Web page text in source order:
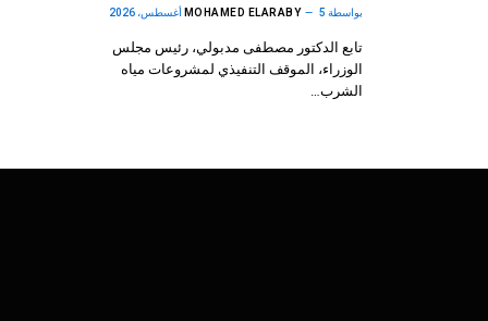
بواسطة MOHAMED ELARABY 5 أغسطس، 2026
تابع الدكتور مصطفى مدبولي، رئيس مجلس
الوزراء، الموقف التنفيذي لمشروعات مياه
الشرب…